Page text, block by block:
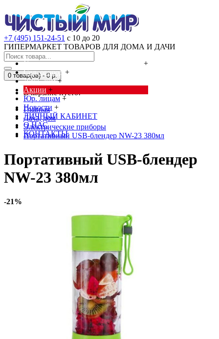
+7 (495) 151-24-51 с 10 до 20
ГИПЕРМАРКЕТ ТОВАРОВ ДЛЯ ДОМА И ДАЧИ
Cредства от насекомых и грызунов
+
Сад, огород +
Дача, дом +
Акции +
Юр. лицам +
Новости +
ЛИЧНЫЙ КАБИНЕТ
О НАС
КОНТАКТЫ
0 товар(ов) - 0 р.
В корзине пусто!
Главная
Дача, дом
Электрические приборы
Портативный USB-блендер NW-23 380мл
Портативный USB-блендер
NW-23 380мл
-21%